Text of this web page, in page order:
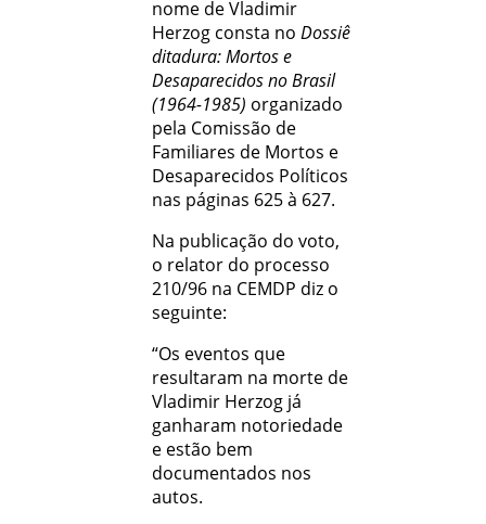
nome de Vladimir
Herzog consta noDossiê
ditadura: Mortos e
Desaparecidos no Brasil
(1964-1985) organizado
pela Comissão de
Familiares de Mortos e
Desaparecidos Políticos
nas páginas 625 à 627.
Na publicação do voto,
o relator do processo
210/96 na CEMDP diz o
seguinte:
“Os eventos que
resultaram na morte de
Vladimir Herzog já
ganharam notoriedade
e estão bem
documentados nos
autos.